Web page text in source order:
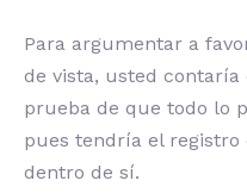
Para argumentar a
de vista, usted
prueba de que todo lo
pues tendría el registro
dentro de sí.